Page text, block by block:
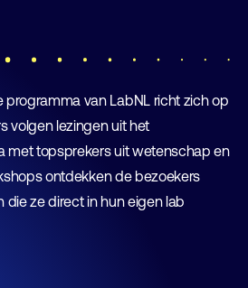
van LabNL richt zich op
volgen lezingen uit het
met topsprekers uit wetenschap en
ontdekken de bezoekers
die ze direct in hun eigen lab